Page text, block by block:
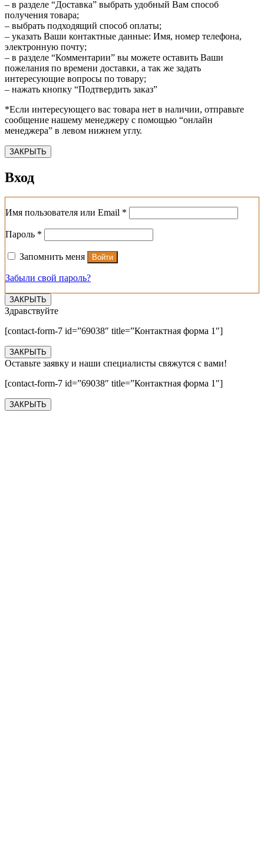
– в разделе “Доставка” выбрать удобный Вам способ
получения товара;
– выбрать подходящий способ оплаты;
– указать Ваши контактные данные: Имя, номер телефона,
электронную почту;
– в разделе “Комментарии” вы можете оставить Ваши
пожелания по времени доставки, а так же задать
интересующие вопросы по товару;
– нажать кнопку “Подтвердить заказ”
*Если интересующего вас товара нет в наличии, отправьте
сообщение нашему менеджеру с помощью “онлайн
менеджера” в левом нижнем углу.
ЗАКРЫТЬ
Вход
Имя пользователя или Email *
Пароль *
Запомнить меня Войти
Забыли свой пароль?
ЗАКРЫТЬ
Здравствуйте
[contact-form-7 id=”69038″ title=”Контактная форма 1″]
ЗАКРЫТЬ
Оставьте заявку и наши специалисты свяжутся с вами!
[contact-form-7 id=”69038″ title=”Контактная форма 1″]
ЗАКРЫТЬ